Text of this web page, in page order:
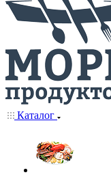
Каталог